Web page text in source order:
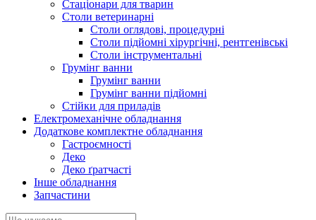
Стаціонари для тварин
Столи ветеринарні
Столи оглядові, процедурні
Столи підйомні хірургічні, рентгенівські
Столи інструментальні
Грумінг ванни
Грумінг ванни
Грумінг ванни підйомні
Стійки для приладів
Електромеханічне обладнання
Додаткове комплектне обладнання
Гастроємності
Деко
Деко ґратчасті
Інше обладнання
Запчастини